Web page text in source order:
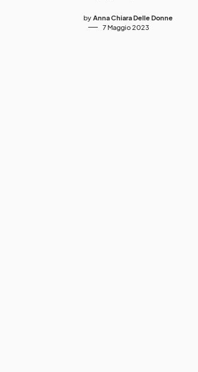
by Anna Chiara Delle Donne
7 Maggio 2023